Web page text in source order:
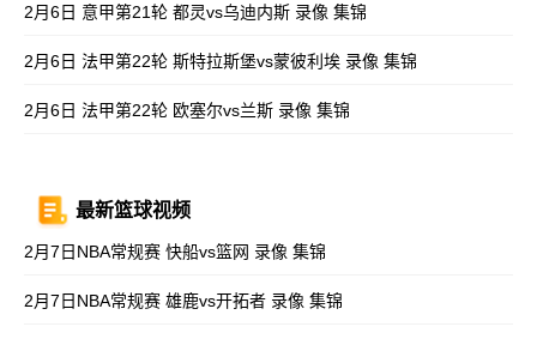
2月6日 意甲第21轮 都灵vs乌迪内斯 录像 集锦
2月6日 法甲第22轮 斯特拉斯堡vs蒙彼利埃 录像 集锦
2月6日 法甲第22轮 欧塞尔vs兰斯 录像 集锦
最新篮球视频
2月7日NBA常规赛 快船vs篮网 录像 集锦
2月7日NBA常规赛 雄鹿vs开拓者 录像 集锦